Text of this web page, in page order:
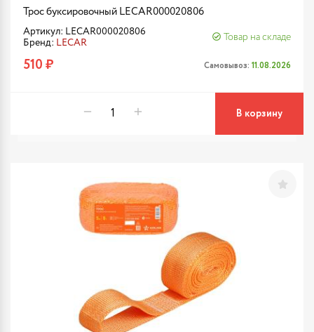
Трос буксировочный LECAR000020806
Артикул: LECAR000020806
Бренд: LECAR
Товар на складе
510 ₽ Самовывоз: 11.08.2026
В корзину